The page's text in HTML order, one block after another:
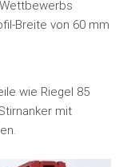
Breite von 60 mm
wie Riegel 85
mit